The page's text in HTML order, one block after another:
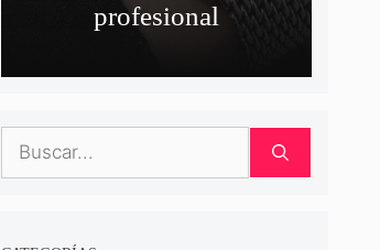
profesional
Buscar: